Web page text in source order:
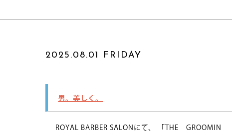
2025.08.01 FRIDAY
男。美しく。
ROYAL BARBER SALONにて、 「THE GROOMIN